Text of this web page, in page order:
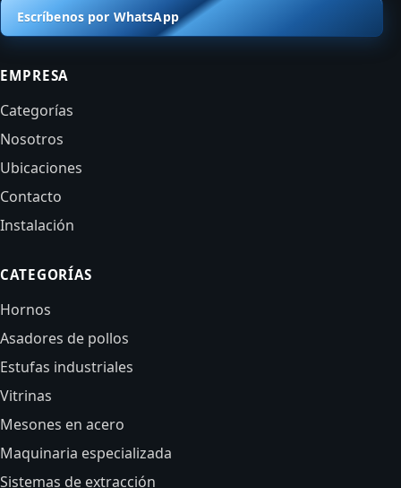
Escríbenos por WhatsApp
EMPRESA
Categorías
Nosotros
Ubicaciones
Contacto
Instalación
CATEGORÍAS
Hornos
Asadores de pollos
Estufas industriales
Vitrinas
Mesones en acero
Maquinaria especializada
Sistemas de extracción